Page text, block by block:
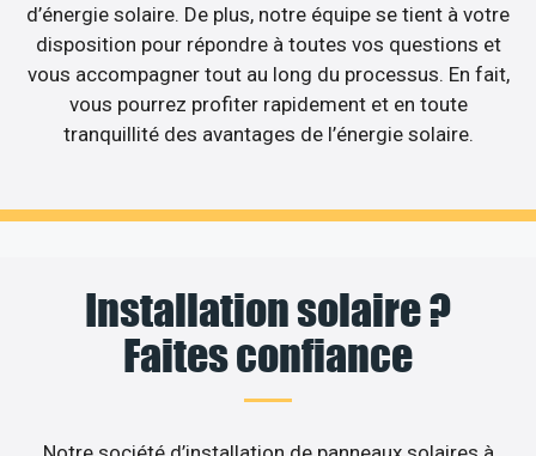
d’énergie solaire. De plus, notre équipe se tient à votre
disposition pour répondre à toutes vos questions et
vous accompagner tout au long du processus. En fait,
vous pourrez profiter rapidement et en toute
tranquillité des avantages de l’énergie solaire.
Installation solaire ?
Faites confiance